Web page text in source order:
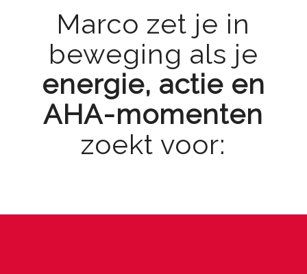
Marco zet je in
beweging als je
energie, actie en
AHA-momenten
zoekt voor: